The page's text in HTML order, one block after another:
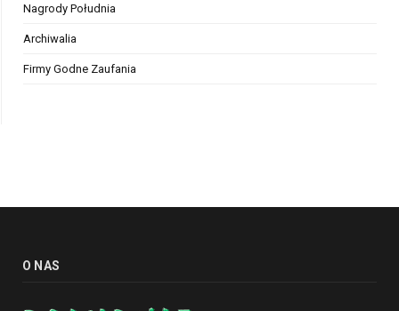
Nagrody Południa
Archiwalia
Firmy Godne Zaufania
O NAS